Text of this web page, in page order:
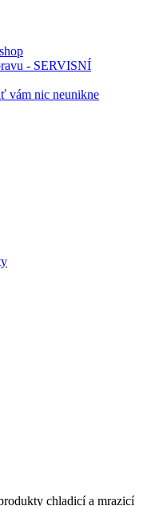
- SERVISNÍ
vám nic neunikne
chladicí a mrazicí